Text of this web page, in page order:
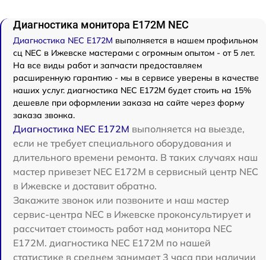
Диагностика монитора E172M NEC
Диагностика NEC E172M выполняется в нашем профильном
сц NEC в Ижевске мастерами с огромным опытом - от 5 лет.
На все виды работ и запчасти предоставляем
расширенную гарантию - мы в сервисе уверены в качестве
наших услуг. диагностика NEC E172M будет стоить на 15%
дешевле при оформлении заказа на сайте через форму
заказа звонка.
Диагностика NEC E172M выполняется на выезде,
если не требует специального оборудования и
длительного времени ремонта. В таких случаях наш
мастер привезет NEC E172M в сервисный центр NEC
в Ижевске и доставит обратно.
Закажите звонок или позвоните и наш мастер
сервис-центра NEC в Ижевске проконсультирует и
рассчитает стоимость работ над монитора NEC
E172M. диагностика NEC E172M по нашей
статистике в среднем занимает 3 часа при наличии